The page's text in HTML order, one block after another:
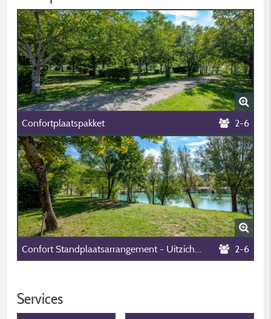
Confortplaatspakket 2-6
Confort Standplaatsarrangement - Uitzicht Op Het Meer 2-6
Services